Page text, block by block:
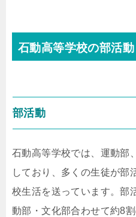
石動高等学校の部活
部活動
石動高等学校では、運動部
しており、多くの生徒が部
校生活を送っています。部
動部・文化部合わせて約8